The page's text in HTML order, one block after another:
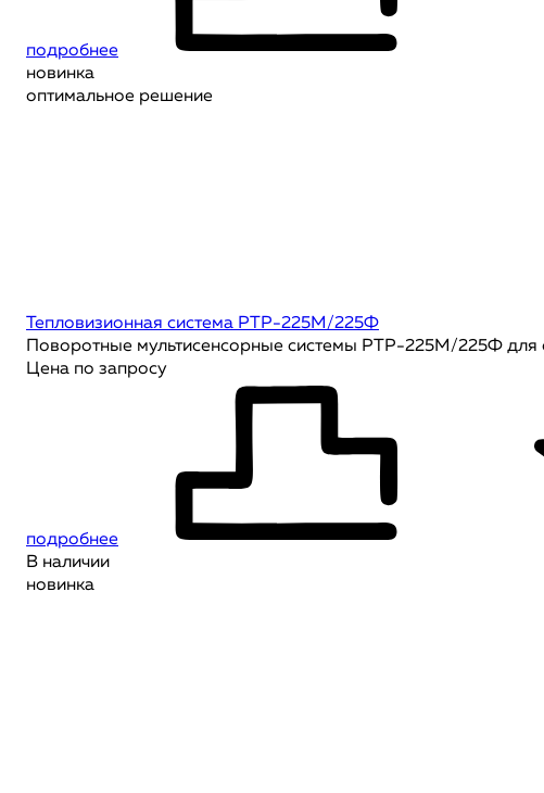
подробнее
новинка
оптимальное решение
Тепловизионная система РТР-225М/225Ф
Поворотные мультисенсорные системы РТР-225М/225Ф для
Цена по запросу
подробнее
В наличии
новинка